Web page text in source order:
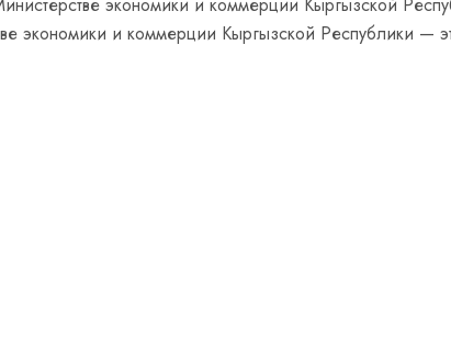
экономики и коммерции Кыргызской Республики —